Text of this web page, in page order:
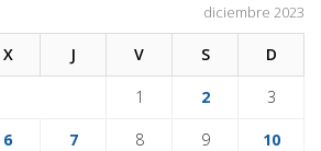
diciembre 2023
X J V S D
1 2 3
6 7 8 9 10